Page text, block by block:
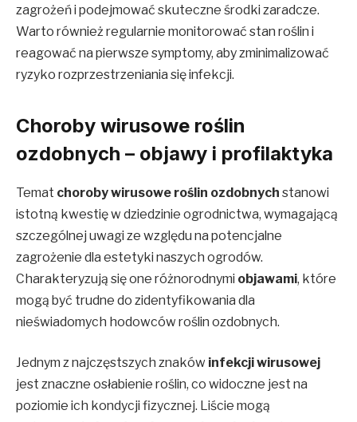
zagrożeń i podejmować skuteczne środki zaradcze.
Warto również regularnie monitorować stan roślin i
reagować na pierwsze symptomy, aby zminimalizować
ryzyko rozprzestrzeniania się infekcji.
Choroby wirusowe roślin
ozdobnych – objawy i profilaktyka
Temat choroby wirusowe roślin ozdobnych stanowi
istotną kwestię w dziedzinie ogrodnictwa, wymagającą
szczególnej uwagi ze względu na potencjalne
zagrożenie dla estetyki naszych ogrodów.
Charakteryzują się one różnorodnymi objawami, które
mogą być trudne do zidentyfikowania dla
nieświadomych hodowców roślin ozdobnych.
Jednym z najczęstszych znaków infekcji wirusowej
jest znaczne osłabienie roślin, co widoczne jest na
poziomie ich kondycji fizycznej. Liście mogą